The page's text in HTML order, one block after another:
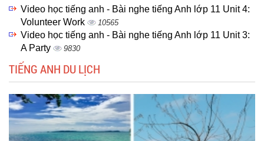
Video học tiếng anh - Bài nghe tiếng Anh lớp 11 Unit 4:
Volunteer Work
10565
Video học tiếng anh - Bài nghe tiếng Anh lớp 11 Unit 3:
A Party
9830
TIẾNG ANH DU LỊCH